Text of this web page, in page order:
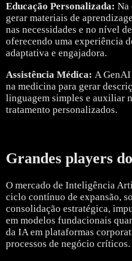
Educação Personalizada: Na
gerar materiais de
nas necessidades e no nível
oferecendo uma experiência
adaptativa e engajadora.
Assistência Médica: A GenAI
na medicina para gerar
linguagem simples e auxiliar
tratamento personalizados.
Grandes players
O mercado de Inteligência
ciclo contínuo de expansão,
consolidação estratégica,
em modelos fundacionais
da IA em plataformas
processos de negócio críticos.